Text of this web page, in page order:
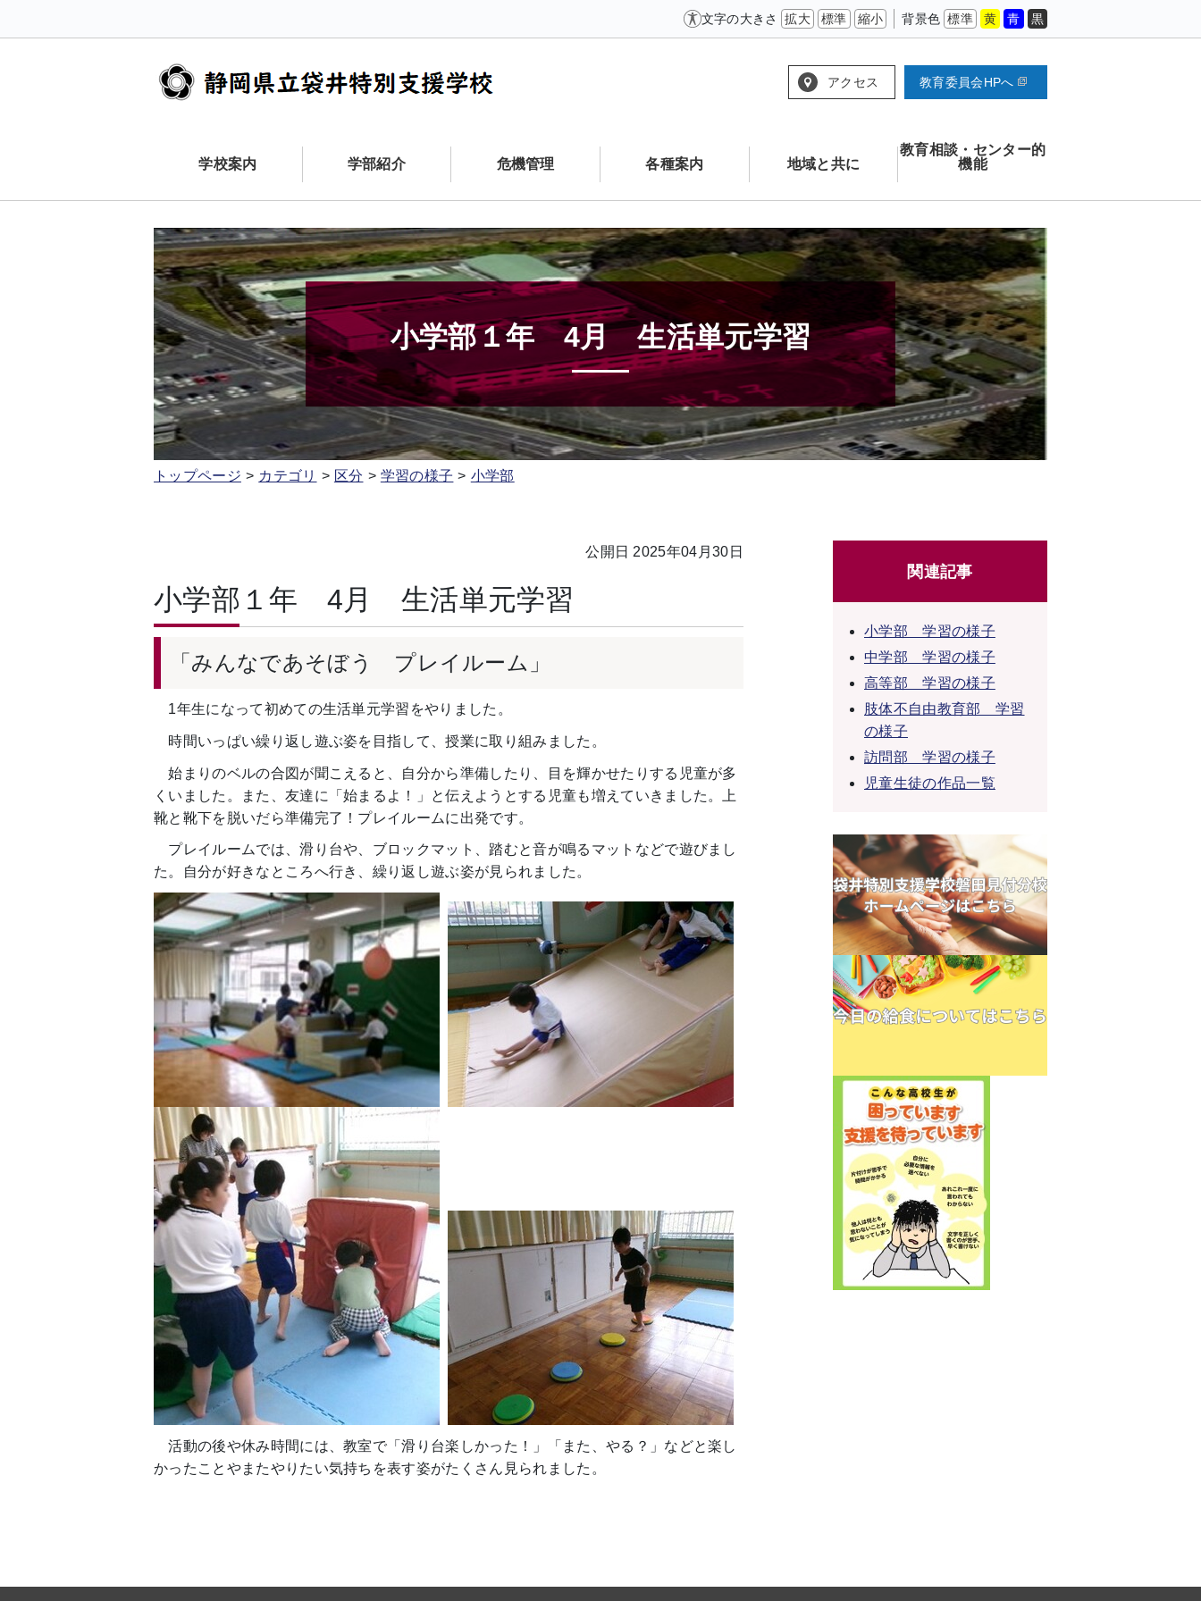
文字の大きさ 拡大 標準 縮小 背景色 標準 黄 青 黒
アクセス 教育委員会HPへ
学校案内 学部紹介 危機管理 各種案内 地域と共に
教育相談・センター的
機能
小学部１年 4月 生活単元学習
トップページ カテゴリ 区分 学習の様子 小学部
公開日 2025年04月30日
小学部１年 4月 生活単元学習
「みんなであそぼう プレイルーム」
1年生になって初めての生活単元学習をやりました。
時間いっぱい繰り返し遊ぶ姿を目指して、授業に取り組みました。
始まりのベルの合図が聞こえると、自分から準備したり、目を輝かせたりする児童が多
くいました。また、友達に「始まるよ！」と伝えようとする児童も増えていきました。上
靴と靴下を脱いだら準備完了！プレイルームに出発です。
プレイルームでは、滑り台や、ブロックマット、踏むと音が鳴るマットなどで遊びまし
た。自分が好きなところへ行き、繰り返し遊ぶ姿が見られました。
活動の後や休み時間には、教室で「滑り台楽しかった！」「また、やる？」などと楽し
かったことやまたやりたい気持ちを表す姿がたくさん見られました。
関連記事
小学部 学習の様子
中学部 学習の様子
高等部 学習の様子
肢体不自由教育部 学習
の様子
訪問部 学習の様子
児童生徒の作品一覧